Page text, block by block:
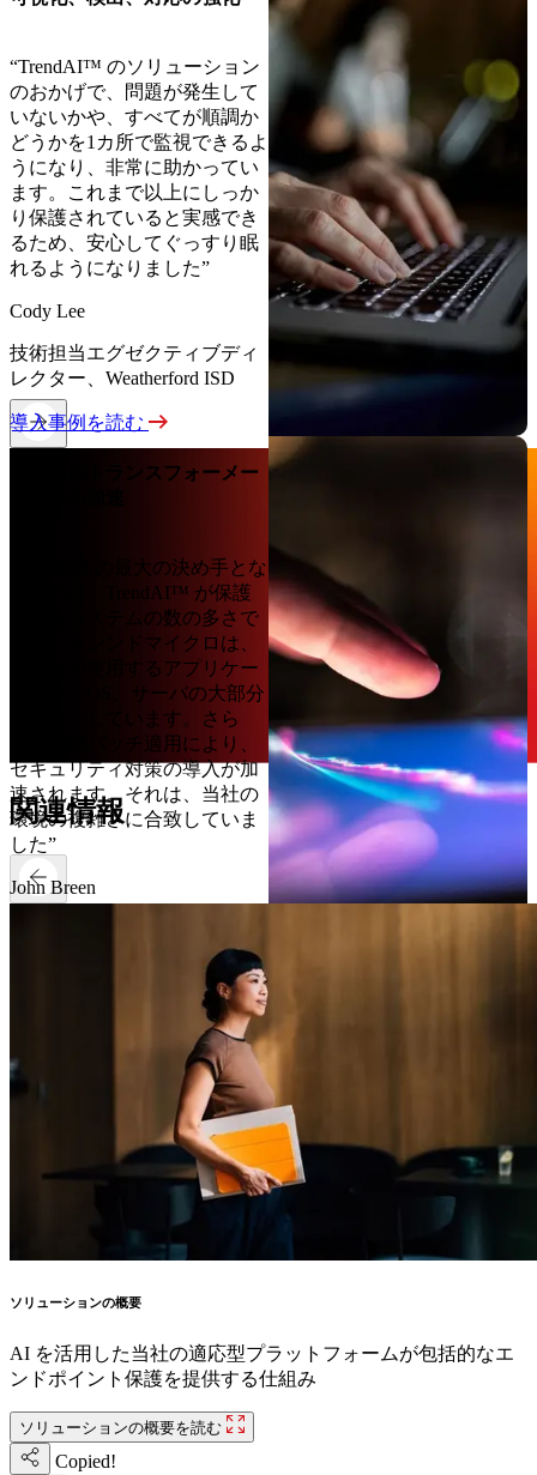
“TrendAI™ のソリューション
のおかげで、問題が発生して
いないかや、すべてが順調か
どうかを1カ所で監視できるよ
うになり、非常に助かってい
ます。これまで以上にしっか
り保護されていると実感でき
るため、安心してぐっすり眠
れるようになりました”
Cody Lee
技術担当エグゼクティブディ
レクター、Weatherford ISD
導入事例を読む
デジタルトランスフォーメー
“その決断の最大の決め手とな
ったのは、TrendAI™ が保護
できるシステムの数の多さで
した。トレンドマイクロは、
私たちが使用するアプリケー
ション、OS、サーバの大部分
をカバーしています。さら
に、仮想パッチ適用により、
セキュリティ対策の導入が加
速されます。それは、当社の
環境の複雑さに合致していま
した”
John Breen
関連情報
ソリューションの概要
AI を活用した当社の適応型プラットフォームが包括的なエ
ンドポイント保護を提供する仕組み
ソリューションの概要を読む
Copied!